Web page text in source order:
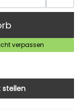
verpassen
stellen